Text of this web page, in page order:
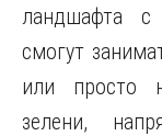
ландшафта
смогут
или просто
зелени,